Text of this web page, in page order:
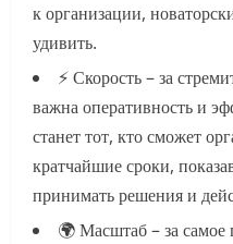
к организации,
удивить.
⚡ Скорость – за
важна оперативность и
станет тот, кто сможет
кратчайшие сроки,
принимать решения и
🌍 Масштаб – за самое